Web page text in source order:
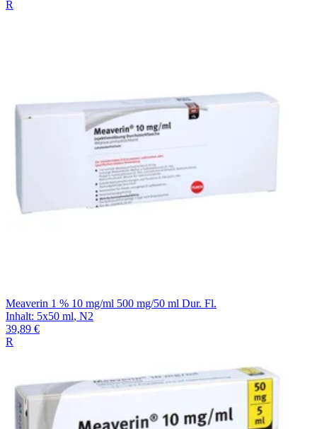
R
Meaverin 1 % 10 mg/ml 500 mg/50 ml Dur. Fl.
Inhalt: 5x50 ml, N2
39,89 €
R